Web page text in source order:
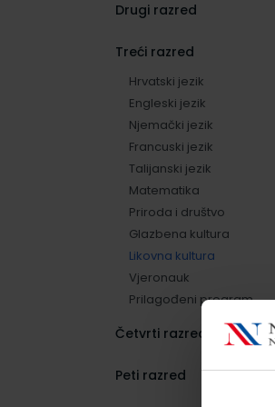
Drugi razred
Treći razred
Hrvatski jezik
Engleski jezik
Njemački jezik
Francuski jezik
Talijanski jezik
Matematika
Priroda i društvo
Glazbena kultura
Likovna kultura
Vjeronauk
Prilagođeni program
Četvrti razred
Peti razred